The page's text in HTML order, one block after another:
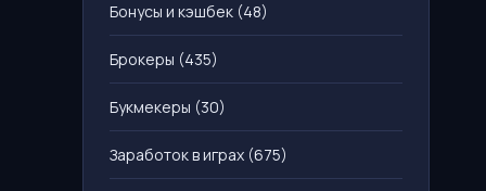
Бонусы и кэшбек (48)
Брокеры (435)
Букмекеры (30)
Заработок в играх (675)